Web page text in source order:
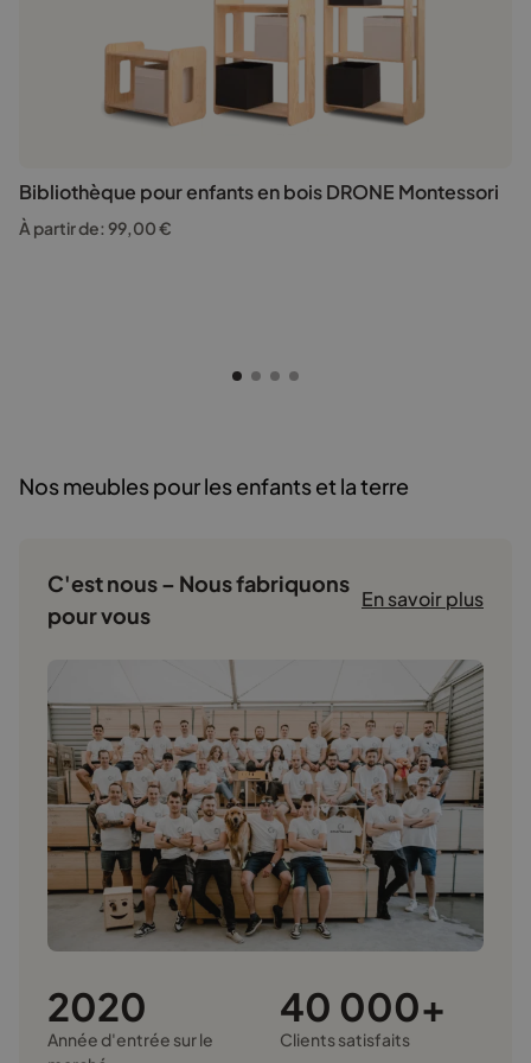
Bibliothèque pour enfants en bois DRONE Montessori
À partir de: 99,00€
Nos meubles pour les enfants et la terre
C'est nous – Nous fabriquons
pour vous
En savoir plus
2020
Année d'entrée sur le
40 000+
Clients satisfaits